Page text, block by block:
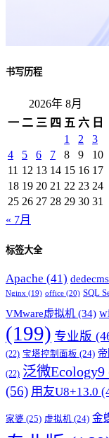
书写历程
2026年 8月
一 二 三 四 五 六 日
1
2
3
4
5 6 7 8 9
10
11 12 13 14 15 16 17
18 19 20 21 22 23 24
25 26 27 28 29 30 31
« 7月
标签大全
Apache (41) dedecms
Nginx (19) office (20) SQL
VMware虚拟机 (34)
(199) 专业版
(22) 宝塔控制面板 (24)
(22) 泛微Ecology9
(56) 用友U8+13.0
家婆 (25) 虚拟机 (24) 金